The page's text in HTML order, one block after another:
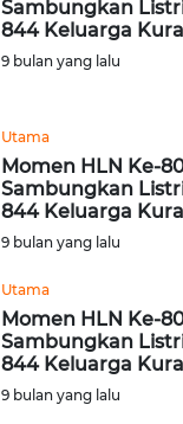
Sambungkan
844 Keluarga
9 bulan yang lalu
Utama
Momen HLN Ke-
Sambungkan
844 Keluarga
9 bulan yang lalu
Utama
Momen HLN Ke-
Sambungkan
844 Keluarga
9 bulan yang lalu